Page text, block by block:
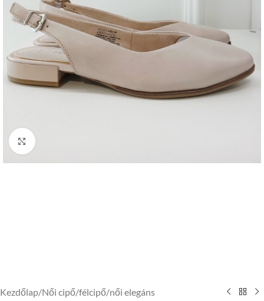
Kattintson a nagyításhoz
Kezdőlap/Női cipő/félcipő/női elegáns